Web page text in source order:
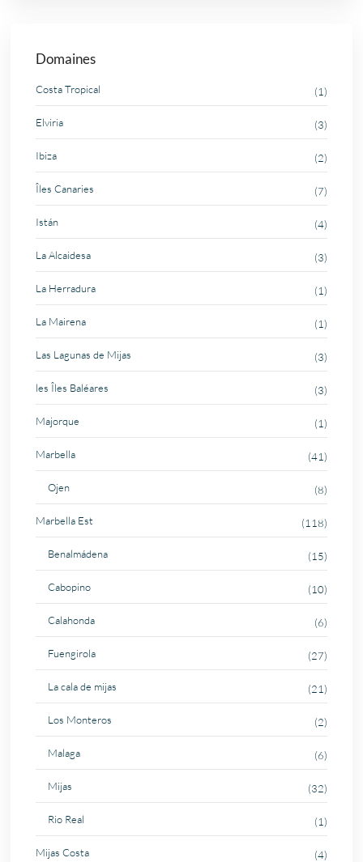
Domaines
Costa Tropical (1)
Elviria (3)
Ibiza (2)
Îles Canaries (7)
Istán (4)
La Alcaidesa (3)
La Herradura (1)
La Mairena (1)
Las Lagunas de Mijas (3)
les Îles Baléares (3)
Majorque (1)
Marbella (41)
Ojen (8)
Marbella Est (118)
Benalmádena (15)
Cabopino (10)
Calahonda (6)
Fuengirola (27)
La cala de mijas (21)
Los Monteros (2)
Malaga (6)
Mijas (32)
Rio Real (1)
Mijas Costa (4)